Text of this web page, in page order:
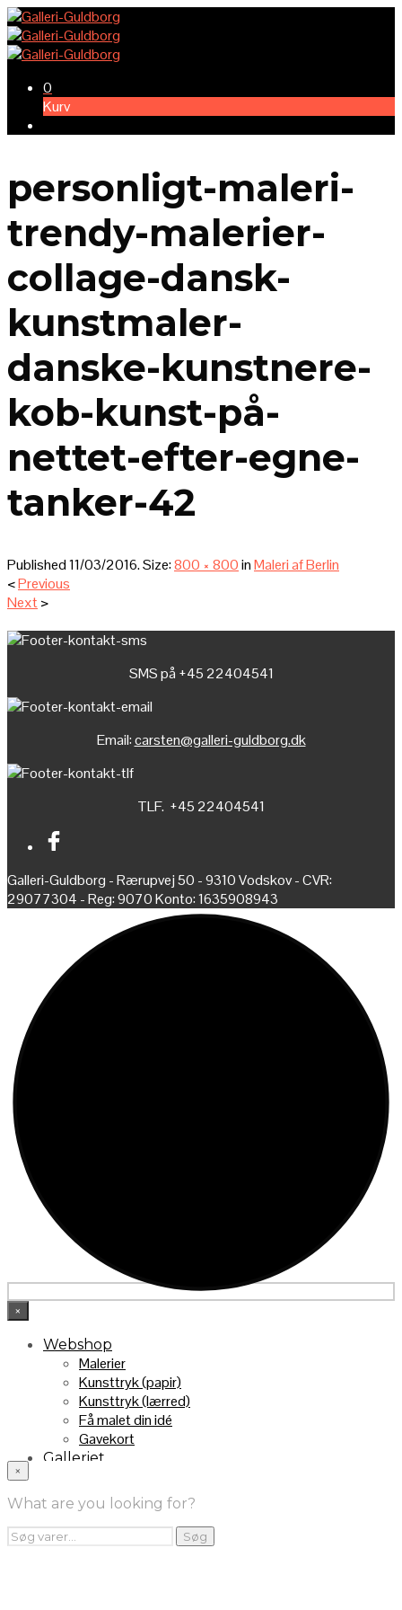
0
Kurv
personligt-maleri-
trendy-malerier-
collage-dansk-
kunstmaler-
danske-kunstnere-
kob-kunst-på-
nettet-efter-egne-
tanker-42
Published11/03/2016. Size:800 × 800inMaleri af Berlin
<Previous
Next>
SMS på +45 22404541
Email:carsten@galleri-guldborg.dk
TLF. +45 22404541
Galleri-Guldborg - Rærupvej 50 - 9310 Vodskov - CVR:
29077304 - Reg: 9070 Konto: 1635908943
×
Webshop
Malerier
Kunsttryk (papir)
Kunsttryk (lærred)
Få malet din idé
Gavekort
Galleriet
Handelsebetingelser
Returnering
FRA TV
Videoklip fra TV2
×
What are you looking for?
Søg
efter:
Søg